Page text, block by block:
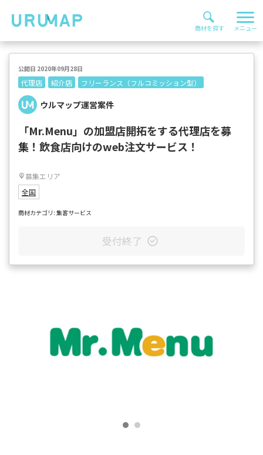
代理店 紹介店 フリーランス（フルコミッション型）
ウルマップ運営案件
公開日 2020年09月28日
「Mr.Menu」の加盟店開拓をする代理店を募
集！飲食店向けのweb注文サービス！
募集エリア
全国
商材カテゴリ: 集客サービス
受付終了